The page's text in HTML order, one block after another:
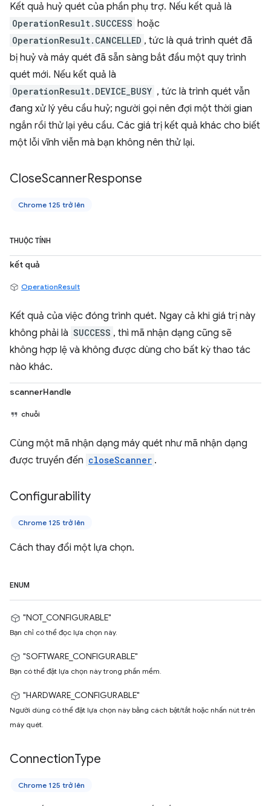
Kết quả huỷ quét của phần phụ trợ. Nếu kết quả là
OperationResult.SUCCESS hoặc
OperationResult.CANCELLED , tức là quá trình quét đã
bị huỷ và máy quét đã sẵn sàng bắt đầu một quy trình
quét mới. Nếu kết quả là
OperationResult.DEVICE_BUSY , tức là trình quét vẫn
đang xử lý yêu cầu huỷ; người gọi nên đợi một thời gian
ngắn rồi thử lại yêu cầu. Các giá trị kết quả khác cho biết
một lỗi vĩnh viễn mà bạn không nên thử lại.
CloseScannerResponse
Chrome 125 trở lên
THUỘC TÍNH
kết quả
OperationResult
Kết quả của việc đóng trình quét. Ngay cả khi giá trị này
không phải là SUCCESS , thì mã nhận dạng cũng sẽ
không hợp lệ và không được dùng cho bất kỳ thao tác
nào khác.
scannerHandle
chuỗi
Cùng một mã nhận dạng máy quét như mã nhận dạng
được truyền đến closeScanner .
Configurability
Chrome 125 trở lên
Cách thay đổi một lựa chọn.
ENUM
"NOT_CONFIGURABLE"
Bạn chỉ có thể đọc lựa chọn này.
"SOFTWARE_CONFIGURABLE"
Bạn có thể đặt lựa chọn này trong phần mềm.
"HARDWARE_CONFIGURABLE"
Người dùng có thể đặt lựa chọn này bằng cách bật/tắt hoặc nhấn nút trên
máy quét.
ConnectionType
Chrome 125 trở lên